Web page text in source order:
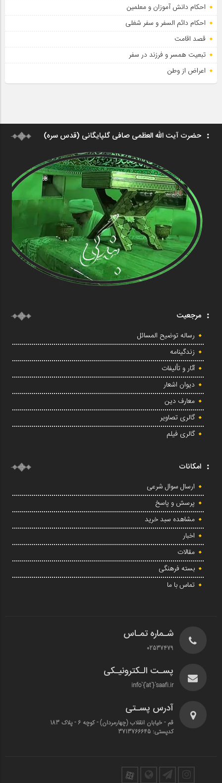
احکام دانش آموزان و معلمین
احکام دائم السفر و سفر شغلی
قصد اقامت
تبعیت همسر و فرزند در سفر
اعراض از وطن
حضرت آیت الله العظمی صافی گلپایگانی (قدس سره)
مرجعیت
رساله توضیح المسائل
زندگینامه
آثار و تألیفات
دیوان اشعار
معارف دین
گالری تصاویر
گالری فیلم
امکانات
ارسال سوال شرعی
پرسش و پاسخ
مشاهده سبد خرید
اخبار
مقالات
بسته فرهنگی
تماس با ما
شـماره تمـاس
02537479
پسـت الـکترونیـکی
info`{`at`}`saafi.ir
آدرس پسـتی
قم - خیابان انقلاب (چهارمردان)‌ - کوچه 6 - پلاک 183
کدپستی: 3713766645